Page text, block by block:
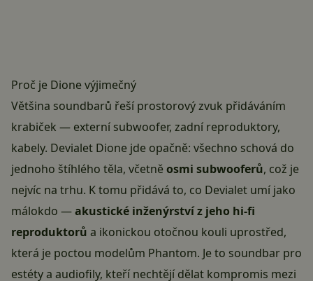
Proč je Dione výjimečný
Většina soundbarů řeší prostorový zvuk přidáváním
krabiček — externí subwoofer, zadní reproduktory,
kabely. Devialet Dione jde opačně: všechno schová do
jednoho štíhlého těla, včetněosmi subwooferů, což je
nejvíc na trhu. K tomu přidává to, co Devialet umí jako
málokdo —akustické inženýrství z jeho hi-fi
reproduktorů a ikonickou otočnou kouli uprostřed,
která je poctou modelům Phantom. Je to soundbar pro
estéty a audiofily, kteří nechtějí dělat kompromis mezi